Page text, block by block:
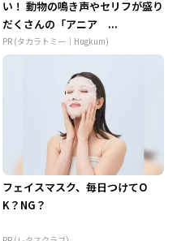
い！ 動物の鳴き声やセリフが盛り
だくさんの「アニア ...
PR (タカラトミー｜Hugkum)
フェイスマスク、毎日つけてO
K？NG？